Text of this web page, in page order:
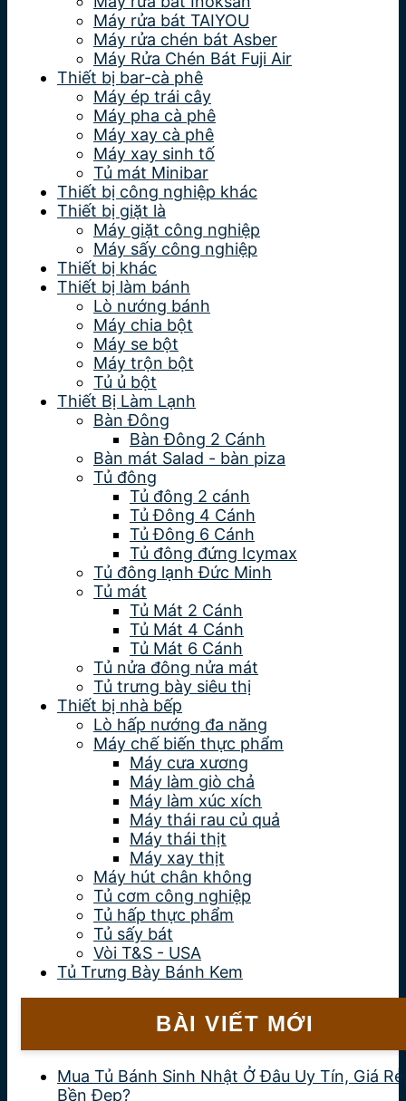
Máy rửa bát TAIYOU
Máy rửa chén bát Asber
Máy Rửa Chén Bát Fuji Air
Thiết bị bar-cà phê
Máy ép trái cây
Máy pha cà phê
Máy xay cà phê
Máy xay sinh tố
Tủ mát Minibar
Thiết bị công nghiệp khác
Thiết bị giặt là
Máy giặt công nghiệp
Máy sấy công nghiệp
Thiết bị khác
Thiết bị làm bánh
Lò nướng bánh
Máy chia bột
Máy se bột
Máy trộn bột
Tủ ủ bột
Thiết Bị Làm Lạnh
Bàn Đông
Bàn Đông 2 Cánh
Bàn mát Salad - bàn piza
Tủ đông
Tủ đông 2 cánh
Tủ Đông 4 Cánh
Tủ Đông 6 Cánh
Tủ đông đứng Icymax
Tủ đông lạnh Đức Minh
Tủ mát
Tủ Mát 2 Cánh
Tủ Mát 4 Cánh
Tủ Mát 6 Cánh
Tủ nửa đông nửa mát
Tủ trưng bày siêu thị
Thiết bị nhà bếp
Lò hấp nướng đa năng
Máy chế biến thực phẩm
Máy cưa xương
Máy làm giò chả
Máy làm xúc xích
Máy thái rau củ quả
Máy thái thịt
Máy xay thịt
Máy hút chân không
Tủ cơm công nghiệp
Tủ hấp thực phẩm
Tủ sấy bát
Vòi T&S - USA
Tủ Trưng Bày Bánh Kem
BÀI VIẾT MỚI
Mua Tủ Bánh Sinh Nhật Ở Đâu Uy Tín, Giá
Bền Đẹp?